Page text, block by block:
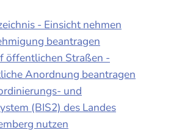
- Einsicht nehmen
beantragen
öffentlichen Straßen -
Anordnung beantragen
und
(BIS2) des Landes
nutzen